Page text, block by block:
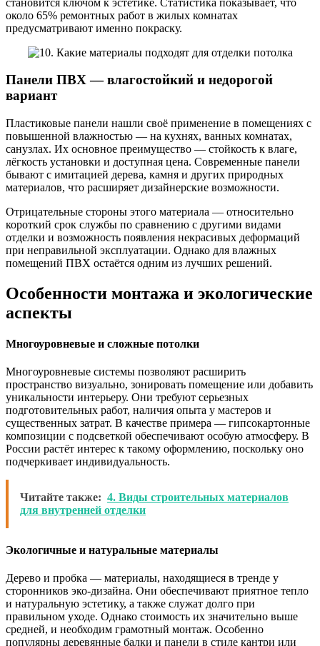
около 65% ремонтных работ в жилых комнатах
предусматривают именно покраску.
Панели ПВХ — влагостойкий и недорогой
вариант
Пластиковые панели нашли своё применение в помещениях с
повышенной влажностью — на кухнях, ванных комнатах,
санузлах. Их основное преимущество — стойкость к влаге,
лёгкость установки и доступная цена. Современные панели
бывают с имитацией дерева, камня и других природных
материалов, что расширяет дизайнерские возможности.
Отрицательные стороны этого материала — относительно
короткий срок службы по сравнению с другими видами
отделки и возможность появления некрасивых деформаций
при неправильной эксплуатации. Однако для влажных
помещений ПВХ остаётся одним из лучших решений.
Особенности монтажа и экологические
аспекты
Многоуровневые и сложные потолки
Многоуровневые системы позволяют расширить
пространство визуально, зонировать помещение или добавить
уникальности интерьеру. Они требуют серьезных
подготовительных работ, наличия опыта у мастеров и
существенных затрат. В качестве примера — гипсокартонные
композиции с подсветкой обеспечивают особую атмосферу. В
России растёт интерес к такому оформлению, поскольку оно
подчеркивает индивидуальность.
Читайте также: 4. Виды строительных материалов
для внутренней отделки
Экологичные и натуральные материалы
Дерево и пробка — материалы, находящиеся в тренде у
сторонников эко-дизайна. Они обеспечивают приятное тепло
и натуральную эстетику, а также служат долго при
правильном уходе. Однако стоимость их значительно выше
средней, и необходим грамотный монтаж. Особенно
популярны деревянные балки и панели в стиле кантри или